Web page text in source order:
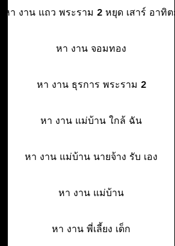
หา งาน แถว พระราม 2 หยุด เสาร์ อาทิตย์
หา งาน จอมทอง
หา งาน ธุรการ พระราม 2
หา งาน แม่บ้าน ใกล้ ฉัน
หา งาน แม่บ้าน นายจ้าง รับ เอง
หา งาน แม่บ้าน
หา งาน พี่เลี้ยง เด็ก